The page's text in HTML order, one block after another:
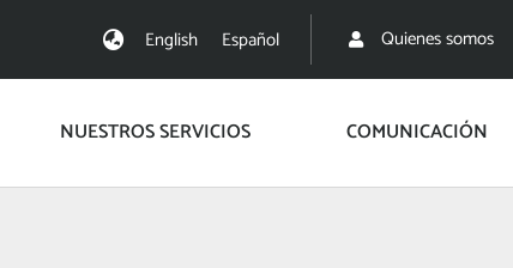
English Español Quienes somos
NUESTROS SERVICIOS COMUNICACIÓN